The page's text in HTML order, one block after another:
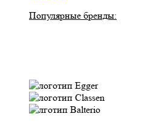
Популярные бренды: